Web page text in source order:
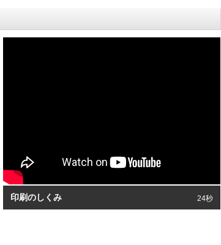
印刷のしくみ 24秒